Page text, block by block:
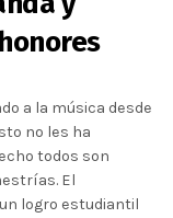
a la música desde
no les ha
todos son
El
logro estudiantil